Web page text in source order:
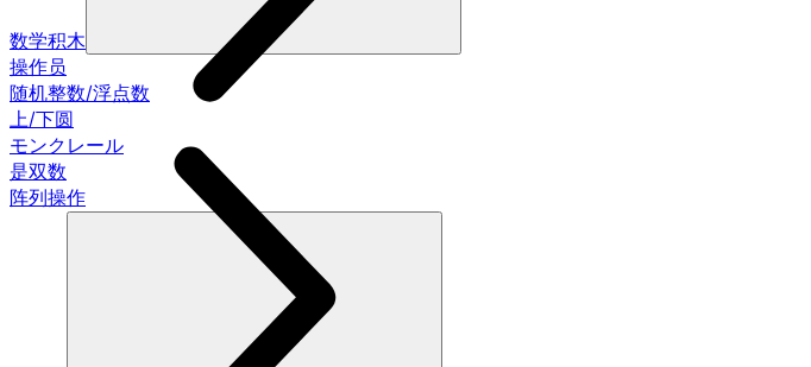
数学积木
操作员
随机整数/浮点数
上/下圆
モンクレール
是双数
阵列操作